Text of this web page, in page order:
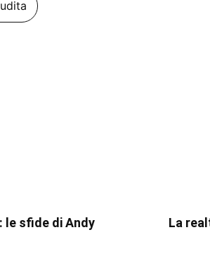
le sfide di Andy
La